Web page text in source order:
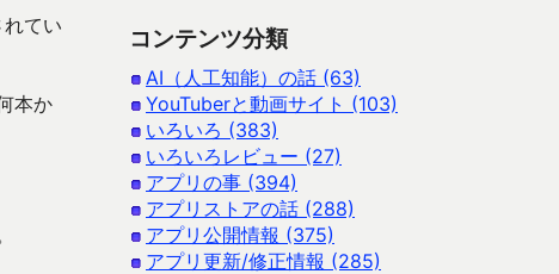
てい
本か
コンテンツ分類
AI（人工知能）の話 (63)
YouTuberと動画サイト (103)
いろいろ (383)
いろいろレビュー (27)
アプリの事 (394)
アプリストアの話 (288)
アプリ公開情報 (375)
アプリ更新/修正情報 (285)